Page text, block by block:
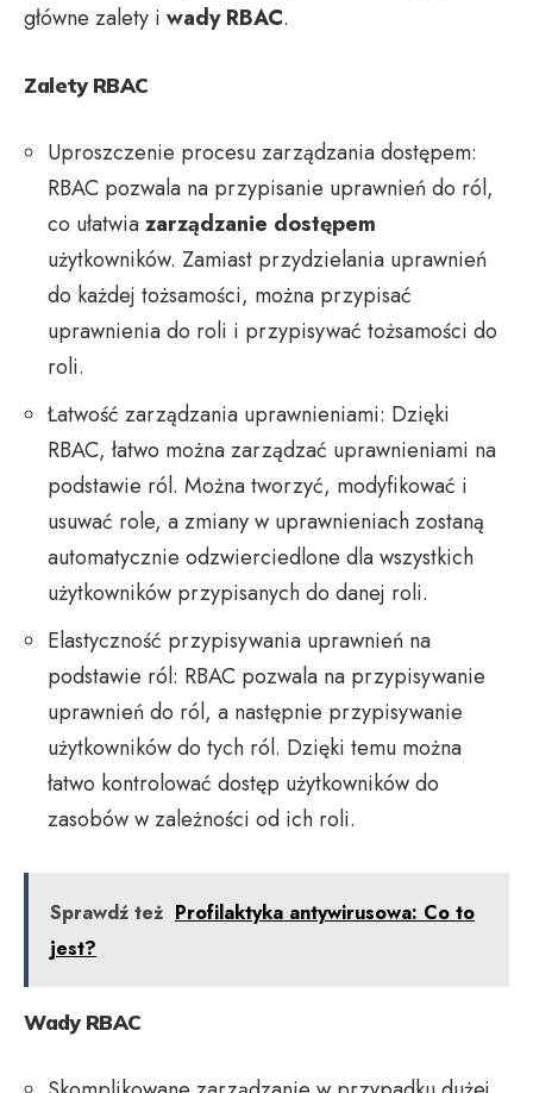
główne zalety i wady RBAC.
Zalety RBAC
Uproszczenie procesu zarządzania dostępem:
RBAC pozwala na przypisanie uprawnień do ról,
co ułatwiazarządzanie dostępem
użytkowników. Zamiast przydzielania uprawnień
do każdej tożsamości, można przypisać
uprawnienia do roli i przypisywać tożsamości do
roli.
Łatwość zarządzania uprawnieniami: Dzięki
RBAC, łatwo można zarządzać uprawnieniami na
podstawie ról. Można tworzyć, modyfikować i
usuwać role, a zmiany w uprawnieniach zostaną
automatycznie odzwierciedlone dla wszystkich
użytkowników przypisanych do danej roli.
Elastyczność przypisywania uprawnień na
podstawie ról: RBAC pozwala na przypisywanie
uprawnień do ról, a następnie przypisywanie
użytkowników do tych ról. Dzięki temu można
łatwo kontrolować dostęp użytkowników do
zasobów w zależności od ich roli.
Sprawdź też Profilaktyka antywirusowa: Co to
jest?
Wady RBAC